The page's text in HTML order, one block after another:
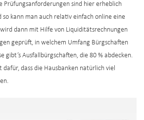
Prüfungsanforderungen sind hier erheblich
kann man auch relativ einfach online eine
dann mit Hilfe von Liquiditätsrechnungen
geprüft, in welchem Umfang Bürgschaften
gibt’s Ausfallbürgschaften, die 80 % abdecken.
dafür, dass die Hausbanken natürlich viel